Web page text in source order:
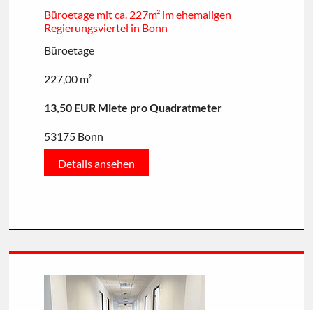
Büroetage mit ca. 227m² im ehemaligen
Regierungsviertel in Bonn
Büroetage
227,00 m²
13,50 EUR Miete pro Quadratmeter
53175 Bonn
Details ansehen